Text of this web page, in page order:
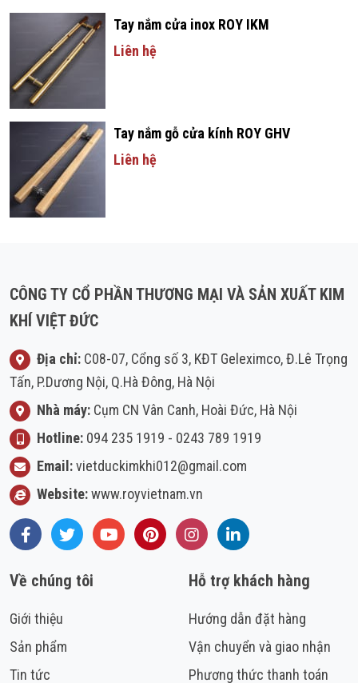
Tay nắm cửa inox ROY IKM
Liên hệ
Tay nắm gỗ cửa kính ROY GHV
Liên hệ
CÔNG TY CỔ PHẦN THƯƠNG MẠI VÀ SẢN XUẤT KIM
KHÍ VIỆT ĐỨC
Địa chỉ: C08-07, Cổng số 3, KĐT Geleximco, Đ.Lê Trọng
Tấn, P.Dương Nội, Q.Hà Đông, Hà Nội
Nhà máy: Cụm CN Vân Canh, Hoài Đức, Hà Nội
Hotline: 094 235 1919 - 0243 789 1919
Email:vietduckimkhi012@gmail.com
Website:www.royvietnam.vn
FacebookTwitterYoutubePinterestInstagramLinkedIn
Về chúng tôi
Giới thiệu
Sản phẩm
Tin tức
Hỗ trợ khách hàng
Hướng dẫn đặt hàng
Vận chuyển và giao nhận
Phương thức thanh toán